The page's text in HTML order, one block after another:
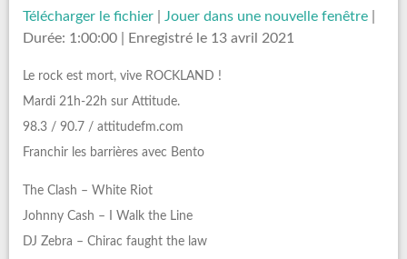
Télécharger le fichier Jouer dans une nouvelle fenêtre
Durée: 1:00:00
Enregistré le 13 avril 2021
Le rock est mort, vive ROCKLAND !
Mardi 21h-22h sur Attitude.
98.3 / 90.7 / attitudefm.com
Franchir les barrières avec Bento
The Clash – White Riot
Johnny Cash – I Walk the Line
DJ Zebra – Chirac faught the law